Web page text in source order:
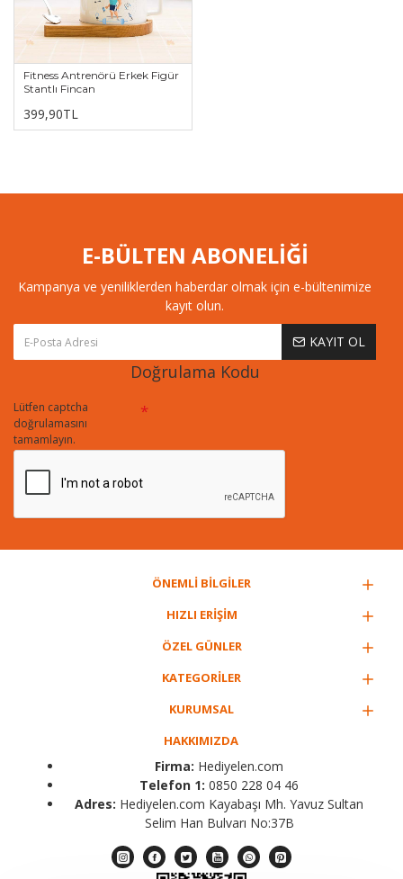
Fitness Antrenörü Erkek Figür
Stantlı Fincan
399,90TL
E-BÜLTEN ABONELİĞİ
Kampanya ve yeniliklerden haberdar olmak için e-bültenimize
kayıt olun.
KAYIT OL
Doğrulama Kodu
Lütfen captcha
doğrulamasını
tamamlayın.
ÖNEMLİ BİLGİLER
HIZLI ERİŞİM
ÖZEL GÜNLER
KATEGORİLER
KURUMSAL
HAKKIMIZDA
Firma: Hediyelen.com
Telefon 1: 0850 228 04 46
Adres: Hediyelen.com Kayabaşı Mh. Yavuz Sultan
Selim Han Bulvarı No:37B